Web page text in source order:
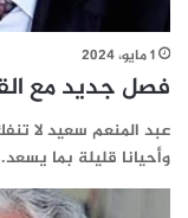
1 مايو، 2024
فصل جديد مع
عبد المنعم سعيد لا
وأحيانا قليلة بما